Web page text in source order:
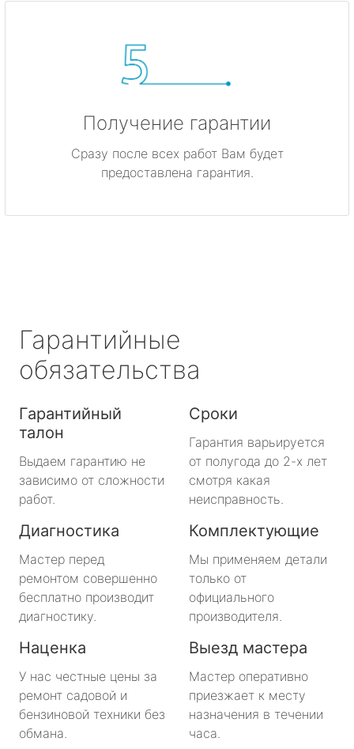
Получение гарантии
Сразу после всех работ Вам будет
предоставлена гарантия.
Гарантийные
обязательства
Гарантийный
талон
Выдаем гарантию не
зависимо от сложности
работ.
Сроки
Гарантия варьируется
от полугода до 2-х лет
смотря какая
неисправность.
Диагностика
Мастер перед
ремонтом совершенно
бесплатно производит
диагностику.
Комплектующие
Мы применяем детали
только от
официального
производителя.
Наценка
У нас честные цены за
ремонт садовой и
бензиновой техники без
обмана.
Выезд мастера
Мастер оперативно
приезжает к месту
назначения в течении
часа.